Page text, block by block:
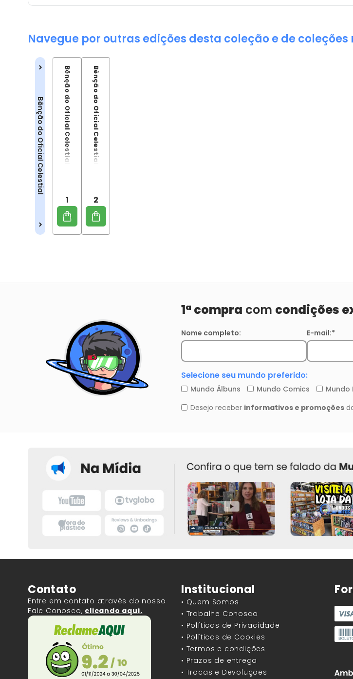
Navegue por outras edições desta coleção e de
Bênção do Oficial CelestialBênção do Oficial Celestial - Livro 1 (Tian Guan CI Fu)
1 Bênção do Oficial Celestial - Livro 2 (Tian Guan CI Fu)
2
Contato
Entre em contato através do nosso
Fale Conosco, clicando aqui.
Institucional
• Quem Somos
• Trabalhe Conosco
• Políticas de Privacidade
• Políticas de Cookies
• Termos e condições
• Prazos de entrega
• Trocas e Devoluções